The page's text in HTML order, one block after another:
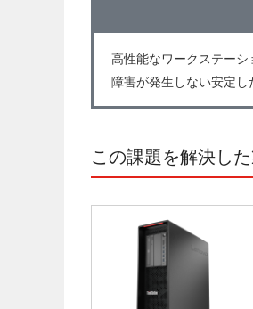
高性能なワークステー
障害が発生しない安定し
この課題を解決し